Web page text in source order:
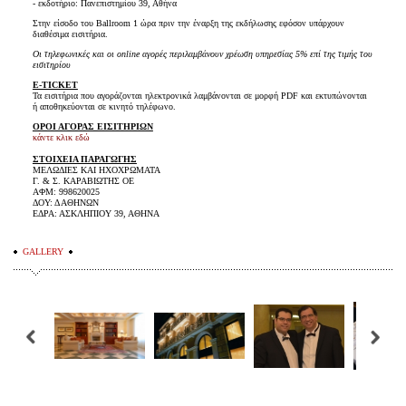
- εκδοτήριο: Πανεπιστημίου 39, Αθήνα
Στην είσοδο του Ballroom 1 ώρα πριν την έναρξη της εκδήλωσης εφόσον υπάρχουν
διαθέσιμα εισιτήρια.
Οι τηλεφωνικές και οι online αγορές περιλαμβάνουν χρέωση υπηρεσίας 5% επί της τιμής του
εισιτηρίου
E-TICKET
Τα εισιτήρια που αγοράζονται ηλεκτρονικά λαμβάνονται σε μορφή PDF και εκτυπώνονται
ή αποθηκεύονται σε κινητό τηλέφωνο.
ΟΡΟΙ ΑΓΟΡΑΣ ΕΙΣΙΤΗΡΙΩΝ
κάντε κλικ εδώ
ΣΤΟΙΧΕΙΑ ΠΑΡΑΓΩΓΗΣ
ΜΕΛΩΔΙΕΣ ΚΑΙ ΗΧΟΧΡΩΜΑΤΑ
Γ. & Σ. ΚΑΡΑΒΙΩΤΗΣ ΟΕ
ΑΦΜ: 998620025
ΔΟΥ: Δ ΑΘΗΝΩΝ
ΕΔΡΑ: ΑΣΚΛΗΠΙΟΥ 39, ΑΘΗΝΑ
GALLERY